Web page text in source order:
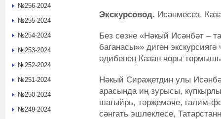
Экскурсовод. Исәнмесез,
Без сезне «Нәкый Исәнбәт –
баганасы»» дигән
әдибенең Казан чоры
Нәкый Сираҗетдин улы
арасында иң зурысы,
шагыйрь, тәрҗемәче, галим-
сәнгать эшлеклесе,
№256-2024
№255-2024
№254-2024
№253-2024
№252-2024
№251-2024
№250-2024
№249-2024